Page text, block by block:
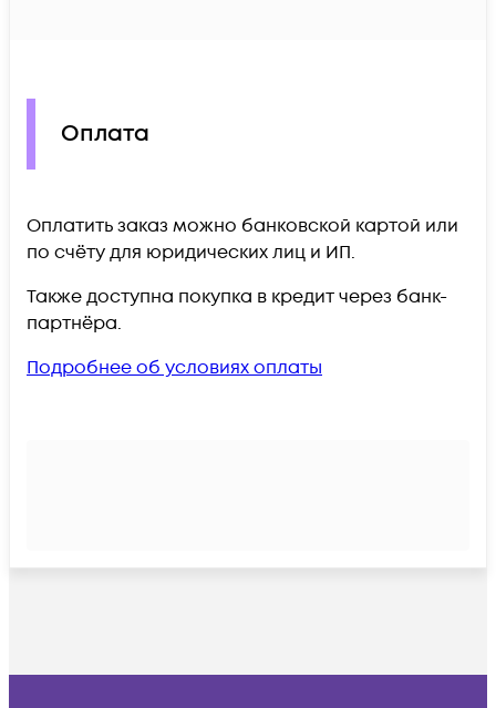
Оплата
Оплатить заказ можно банковской картой или
по счёту для юридических лиц и ИП.
Также доступна покупка в кредит через банк-
партнёра.
Подробнее об условиях оплаты